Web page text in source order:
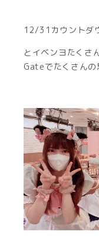
12/31カウントダ
とイベンヨたくさ
Gateでたくさんの